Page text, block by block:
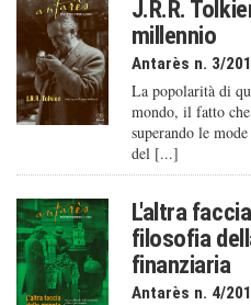
J.R.R.
millennio
Antarès n. 3/
La popolarità di
mondo, il fatto che
superando le
del [...]
L'altra
filosofia
finanziaria
Antarès n. 4/